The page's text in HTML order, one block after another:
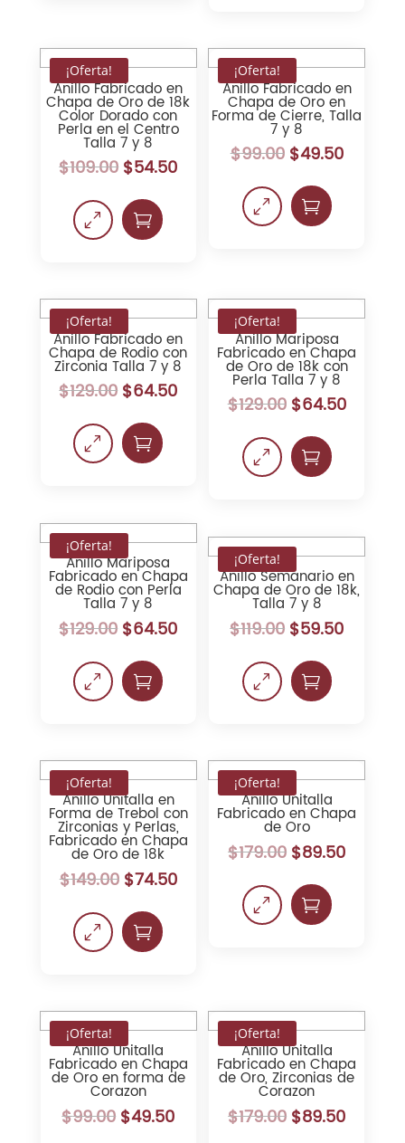
¡Oferta!
Anillo Fabricado en
Chapa de Oro de 18k
Color Dorado con
Perla en el Centro
Talla 7 y 8
$109.00 $54.50
0 
¡Oferta!
Anillo Fabricado en
Chapa de Oro en
Forma de Cierre, Talla
7 y 8
$99.00 $49.50
0 
¡Oferta!
Anillo Fabricado en
Chapa de Rodio con
Zirconia Talla 7 y 8
$129.00 $64.50
0 
¡Oferta!
Anillo Mariposa
Fabricado en Chapa
de Oro de 18k con
Perla Talla 7 y 8
$129.00 $64.50
0 
¡Oferta!
Anillo Mariposa
Fabricado en Chapa
de Rodio con Perla
Talla 7 y 8
$129.00 $64.50
0 
¡Oferta!
Anillo Semanario en
Chapa de Oro de 18k,
Talla 7 y 8
$119.00 $59.50
0 
¡Oferta!
Anillo Unitalla en
Forma de Trebol con
Zirconias y Perlas,
Fabricado en Chapa
de Oro de 18k
$149.00 $74.50
0 
¡Oferta!
Anillo Unitalla
Fabricado en Chapa
de Oro
$179.00 $89.50
0 
¡Oferta!
Anillo Unitalla
Fabricado en Chapa
de Oro en forma de
Corazon
$99.00 $49.50
¡Oferta!
Anillo Unitalla
Fabricado en Chapa
de Oro, Zirconias de
Corazon
$179.00 $89.50